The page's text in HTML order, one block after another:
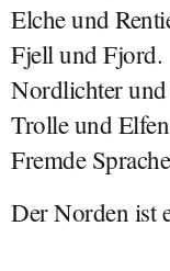
Elche und
Fjell und Fjord.
Nordlichter
Trolle und
Fremde
Der Norden ist